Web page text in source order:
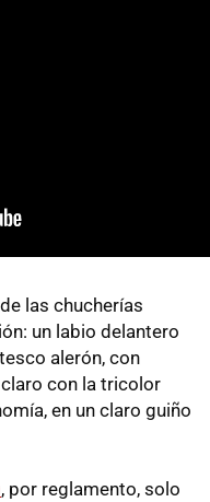
las chucherías
un labio delantero
alerón, con
con la tricolor
en un claro guiño
, por reglamento, solo